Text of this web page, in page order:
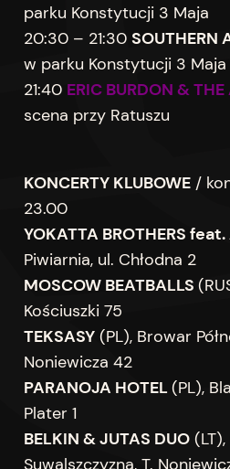
parku Konstytucji 3 Maja
20:30 – 21:30 SOUTHERN
w parku Konstytucji 3 Maja
21:40 ERIC BURDON &
scena przy Ratuszu
KONCERTY KLUBOWE/
23.00
YOKATTA BROTHERS
Piwiarnia, ul. Chłodna 2
MOSCOW BEATBALLS
Kościuszki 75
TEKSASY(PL), Browar
Noniewicza 42
PARANOJA HOTEL(PL),
Plater 1
BELKIN & JUTAS DUO(LT),